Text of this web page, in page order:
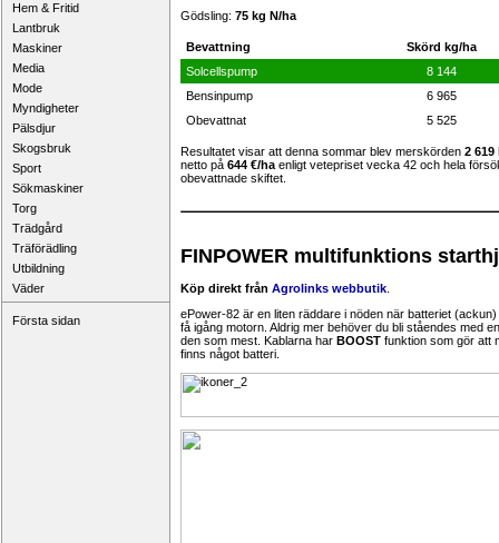
Hem & Fritid
Lantbruk
Maskiner
Media
Mode
Myndigheter
Pälsdjur
Skogsbruk
Sport
Sökmaskiner
Torg
Trädgård
Träförädling
Utbildning
Väder
Första sidan
Gödsling: 75 kg N/ha
Bevattning
Skörd kg/ha
Solcellspump
8 144
Bensinpump
6 965
Obevattnat
5 525
Resultatet visar att denna sommar blev merskörden 2 619
netto på 644 €/ha enligt vetepriset vecka 42 och hela
obevattnade skiftet.
FINPOWER multifunktions
Köp direkt från Agrolinks webbutik
ePower-82 är en liten räddare i nöden när batteriet
få igång motorn. Aldrig mer behöver du bli ståendes med
den som mest. Kablarna har BOOST funktion som gör att
finns något batteri.